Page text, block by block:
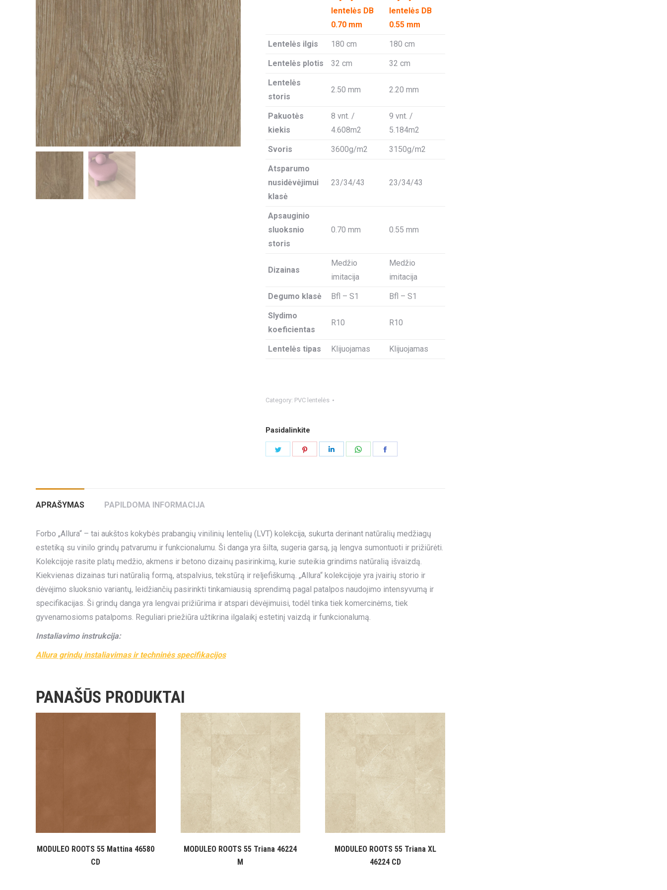
lentelės DB
0.70 mm
lentelės DB
0.55 mm
Lentelės ilgis 180 cm 180 cm
Lentelės plotis 32 cm 32 cm
Lentelės
storis
2.50 mm 2.20 mm
Pakuotės
kiekis
8 vnt. /
4.608m2
9 vnt. /
5.184m2
Svoris 3600g/m2 3150g/m2
Atsparumo
nusidėvėjimui
klasė
23/34/43 23/34/43
Apsauginio
sluoksnio
storis
0.70 mm 0.55 mm
Dizainas
Medžio
imitacija
Medžio
imitacija
Degumo klasė Bfl – S1 Bfl – S1
Slydimo
koeficientas
R10 R10
Lentelės tipas Klijuojamas Klijuojamas
Category: PVC lentelės
Pasidalinkite
Share
Share
APRAŠYMAS PAPILDOMA INFORMACIJA
Forbo „Allura“ – tai aukštos kokybės prabangių vinilinių lentelių (LVT) kolekcija, sukurta derinant natūralių medžiagų
estetiką su vinilo grindų patvarumu ir funkcionalumu. Ši danga yra šilta, sugeria garsą, ją lengva sumontuoti ir prižiūrėti.
Kolekcijoje rasite platų medžio, akmens ir betono dizainų pasirinkimą, kurie suteikia grindims natūralią išvaizdą.
Kiekvienas dizainas turi natūralią formą, atspalvius, tekstūrą ir reljefiškumą. „Allura“ kolekcijoje yra įvairių storio ir
dėvėjimo sluoksnio variantų, leidžiančių pasirinkti tinkamiausią sprendimą pagal patalpos naudojimo intensyvumą ir
specifikacijas. Ši grindų danga yra lengvai prižiūrima ir atspari dėvėjimuisi, todėl tinka tiek komercinėms, tiek
gyvenamosioms patalpoms. Reguliari priežiūra užtikrina ilgalaikį estetinį vaizdą ir funkcionalumą.
Instaliavimo instrukcija:
Allura grindų instaliavimas ir techninės specifikacijos
PANAŠŪS PRODUKTAI
MODULEO ROOTS 55 Mattina 46580
CD
MODULEO ROOTS 55 Triana 46224
M
MODULEO ROOTS 55 Triana XL
46224 CD